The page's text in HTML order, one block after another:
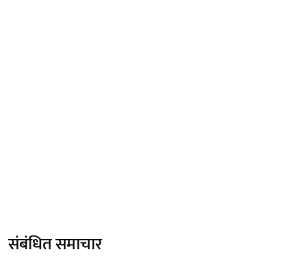
संबंधित समाचार